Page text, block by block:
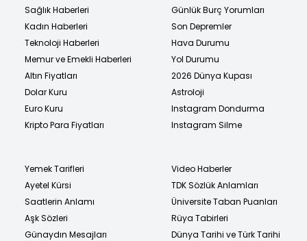
Sağlık Haberleri
Kadın Haberleri
Teknoloji Haberleri
Memur ve Emekli Haberleri
Altın Fiyatları
Dolar Kuru
Euro Kuru
Kripto Para Fiyatları
Günlük Burç Yorumları
Son Depremler
Hava Durumu
Yol Durumu
2026 Dünya Kupası
Astroloji
Instagram Dondurma
Instagram Silme
Yemek Tarifleri
Ayetel Kürsi
Saatlerin Anlamı
Aşk Sözleri
Günaydın Mesajları
Video Haberler
TDK Sözlük Anlamları
Üniversite Taban Puanları
Rüya Tabirleri
Dünya Tarihi ve Türk Tarihi